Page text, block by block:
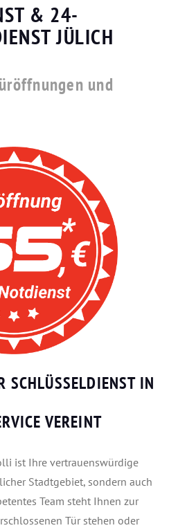
& 24-
JÜLICH
und
SCHLÜSSELDIENST IN
VEREINT
ist Ihre vertrauenswürdige
Stadtgebiet, sondern auch
Team steht Ihnen zur
Tür stehen oder